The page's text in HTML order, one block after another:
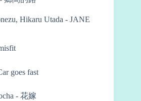
Hikaru Utada - JANE
goes fast
- 花嫁